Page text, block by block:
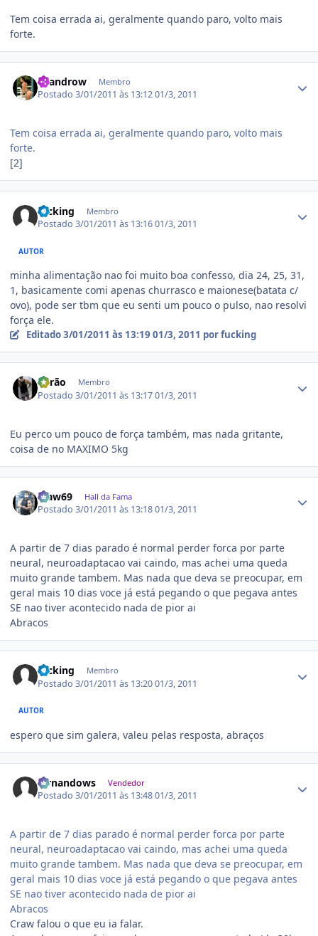
Tem coisa errada ai, geralmente quando paro, volto mais
forte.
Leandrow Membro
Postado3/01/2011 às 13:1201/3, 2011
Tem coisa errada ai, geralmente quando paro, volto mais
forte.
[2]
fucking Membro
Postado3/01/2011 às 13:1601/3, 2011
AUTOR
minha alimentação nao foi muito boa confesso, dia 24, 25, 31,
1, basicamente comi apenas churrasco e maionese(batata c/
ovo), pode ser tbm que eu senti um pouco o pulso, nao resolvi
força ele.
Editado3/01/2011 às 13:19 01/3, 2011 por fucking
Barão Membro
Postado3/01/2011 às 13:1701/3, 2011
Eu perco um pouco de força também, mas nada gritante,
coisa de no MAXIMO 5kg
craw69 Hall da Fama
Postado3/01/2011 às 13:1801/3, 2011
A partir de 7 dias parado é normal perder forca por parte
neural, neuroadaptacao vai caindo, mas achei uma queda
muito grande tambem. Mas nada que deva se preocupar, em
geral mais 10 dias voce já está pegando o que pegava antes
SE nao tiver acontecido nada de pior ai
Abracos
fucking Membro
Postado3/01/2011 às 13:2001/3, 2011
AUTOR
espero que sim galera, valeu pelas resposta, abraços
fernandows Vendedor
Postado3/01/2011 às 13:4801/3, 2011
A partir de 7 dias parado é normal perder forca por parte
neural, neuroadaptacao vai caindo, mas achei uma queda
muito grande tambem. Mas nada que deva se preocupar, em
geral mais 10 dias voce já está pegando o que pegava antes
SE nao tiver acontecido nada de pior ai
Abracos
Craw falou o que eu ia falar.